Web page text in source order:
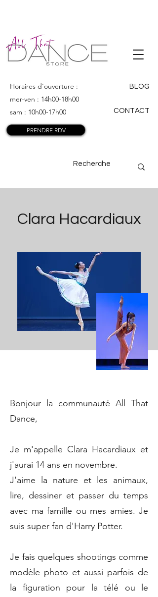
ALL THAT
DANCE
Horaires d'ouverture :
mer-ven : 14h00-18h00
sam : 10h00-17h00
BLOG
CONTACT
PRENDRE RDV
Clara Hacardiaux
Bonjour la communauté All That
Dance,
Je m'appelle Clara Hacardiaux et
j'aurai 14 ans en novembre.
J'aime la nature et les animaux,
lire, dessiner et passer du temps
avec ma famille ou mes amies. Je
suis super fan d'Harry Potter.
Je fais quelques shootings comme
modèle photo et aussi parfois de
la figuration pour la télé ou le